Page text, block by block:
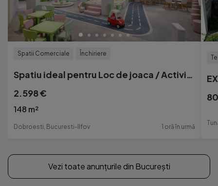
Spatii Comerciale Închiriere
Spatiu ideal pentru Loc de joaca / Activitati copii | Dob...
2.598 €
148 m²
Dobroesti, Bucuresti-Ilfov 1 oră în urmă
Vezi toate anunțurile din București